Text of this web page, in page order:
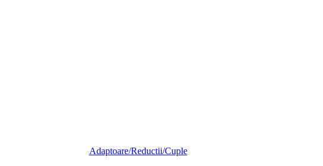
Adaptoare/Reductii/Cuple